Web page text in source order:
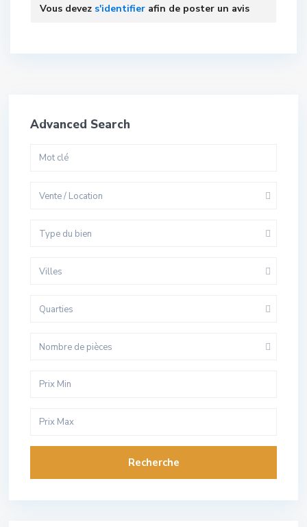
Vous devez s'identifier afin de poster un avis
Advanced Search
Vente / Location
Type du bien
Villes
Quarties
Nombre de pièces
Recherche